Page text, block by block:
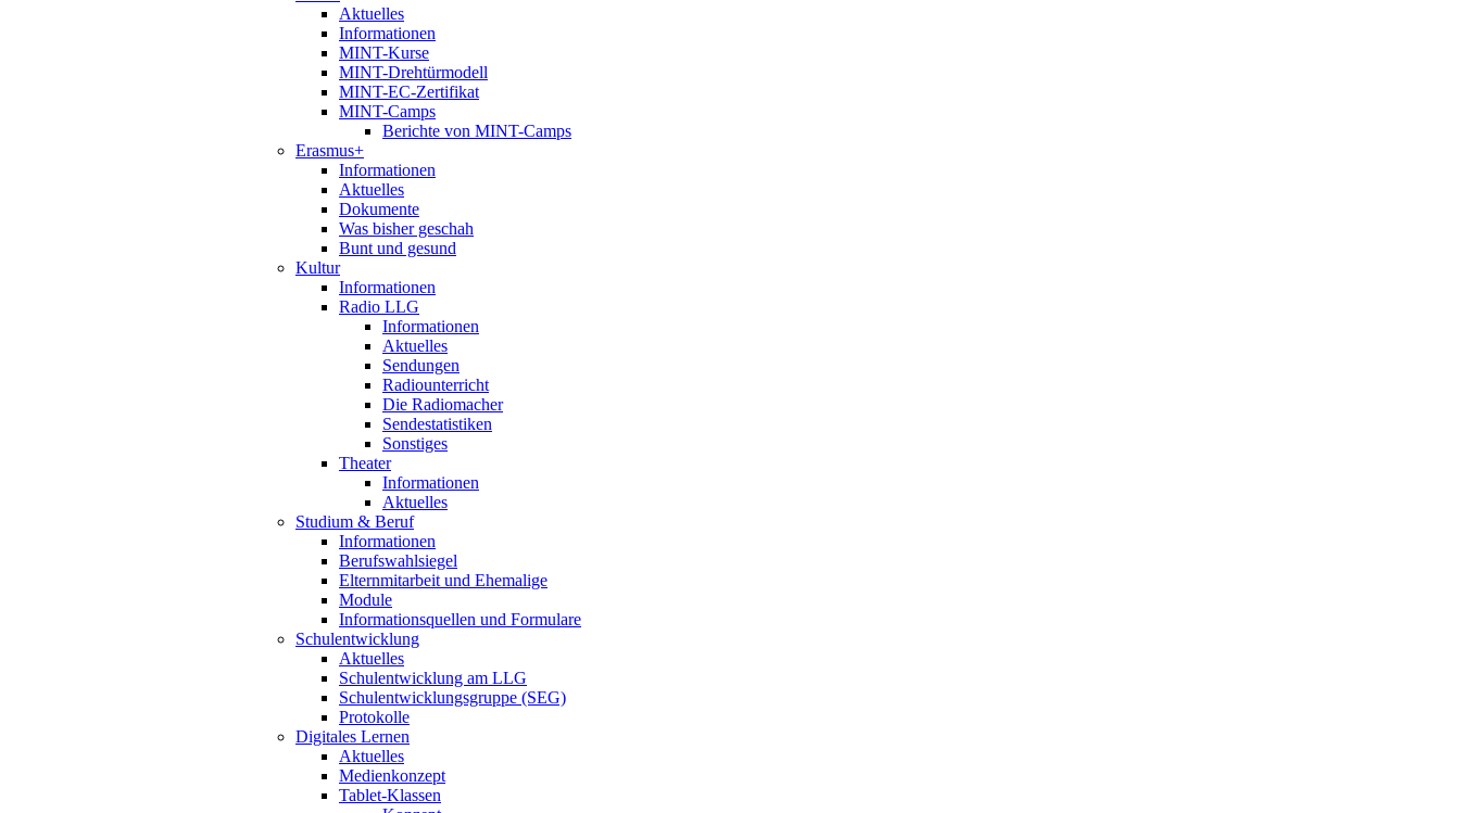
Aktuelles
Informationen
MINT-Kurse
MINT-Drehtürmodell
MINT-EC-Zertifikat
MINT-Camps
Berichte von MINT-Camps
Erasmus+
Informationen
Aktuelles
Dokumente
Was bisher geschah
Bunt und gesund
Kultur
Informationen
Radio LLG
Informationen
Aktuelles
Sendungen
Radiounterricht
Die Radiomacher
Sendestatistiken
Sonstiges
Theater
Informationen
Aktuelles
Studium & Beruf
Informationen
Berufswahlsiegel
Elternmitarbeit und Ehemalige
Module
Informationsquellen und Formulare
Schulentwicklung
Aktuelles
Schulentwicklung am LLG
Schulentwicklungsgruppe (SEG)
Protokolle
Digitales Lernen
Aktuelles
Medienkonzept
Tablet-Klassen